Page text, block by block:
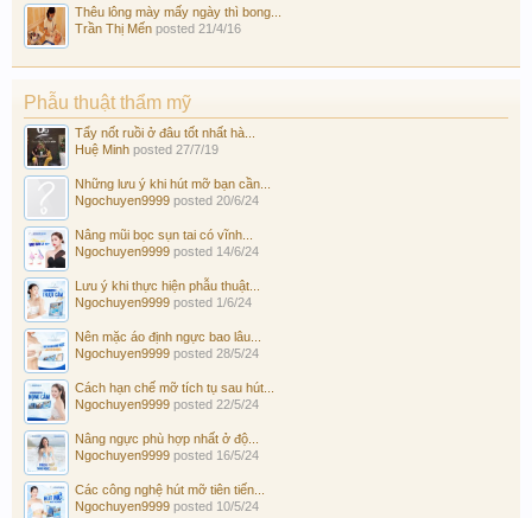
Thêu lông mày mấy ngày thì bong...
Trần Thị Mến posted 21/4/16
Phẫu thuật thẩm mỹ
Tẩy nốt ruồi ở đâu tốt nhất hà...
Huệ Minh posted 27/7/19
Những lưu ý khi hút mỡ bạn cần...
Ngochuyen9999 posted 20/6/24
Nâng mũi bọc sụn tai có vĩnh...
Ngochuyen9999 posted 14/6/24
Lưu ý khi thực hiện phẫu thuật...
Ngochuyen9999 posted 1/6/24
Nên mặc áo định ngực bao lâu...
Ngochuyen9999 posted 28/5/24
Cách hạn chế mỡ tích tụ sau hút...
Ngochuyen9999 posted 22/5/24
Nâng ngực phù hợp nhất ở độ...
Ngochuyen9999 posted 16/5/24
Các công nghệ hút mỡ tiên tiến...
Ngochuyen9999 posted 10/5/24